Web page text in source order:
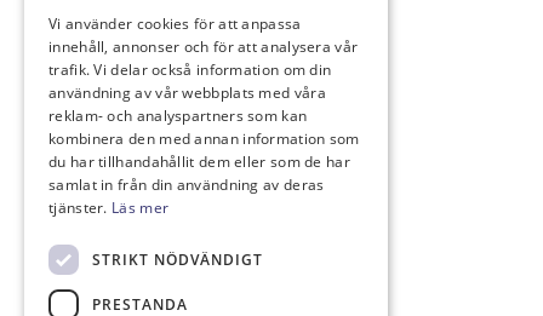
Vi använder cookies för att anpassa
innehåll, annonser och för att analysera vår
trafik. Vi delar också information om din
användning av vår webbplats med våra
reklam- och analyspartners som kan
kombinera den med annan information som
du har tillhandahållit dem eller som de har
samlat in från din användning av deras
tjänster. Läs mer
STRIKT NÖDVÄNDIGT
PRESTANDA